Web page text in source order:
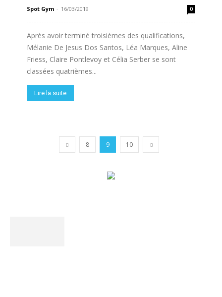
Spot Gym - 16/03/2019 0
Après avoir terminé troisièmes des qualifications,
Mélanie De Jesus Dos Santos, Léa Marques, Aline
Friess, Claire Pontlevoy et Célia Serber se sont
classées quatrièmes...
Lire la suite
8 9 10